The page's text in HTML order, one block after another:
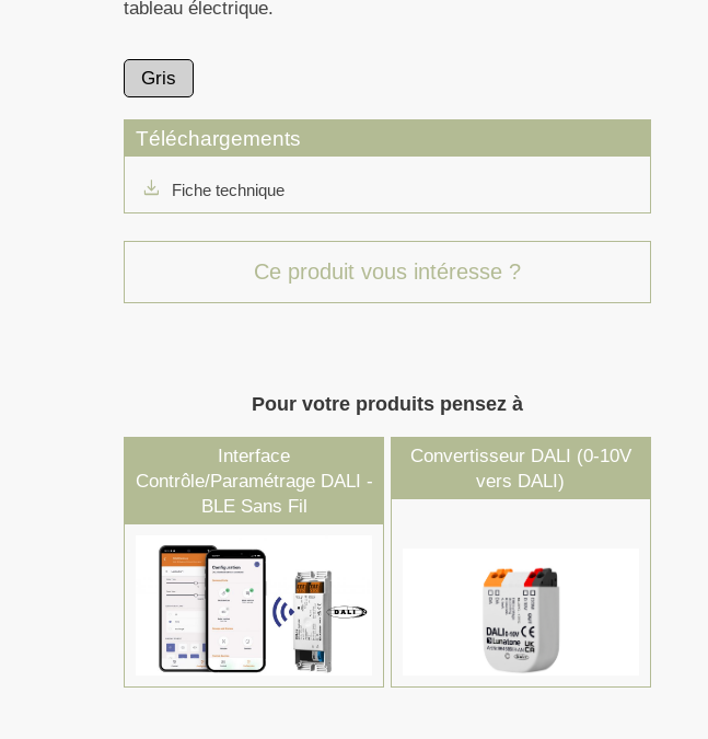
tableau électrique.
Gris
Téléchargements
download Fiche technique
Ce produit vous intéresse ?
Pour votre produits pensez à
Interface
Contrôle/Paramétrage DALI -
BLE Sans Fil
Convertisseur DALI (0-10V
vers DALI)